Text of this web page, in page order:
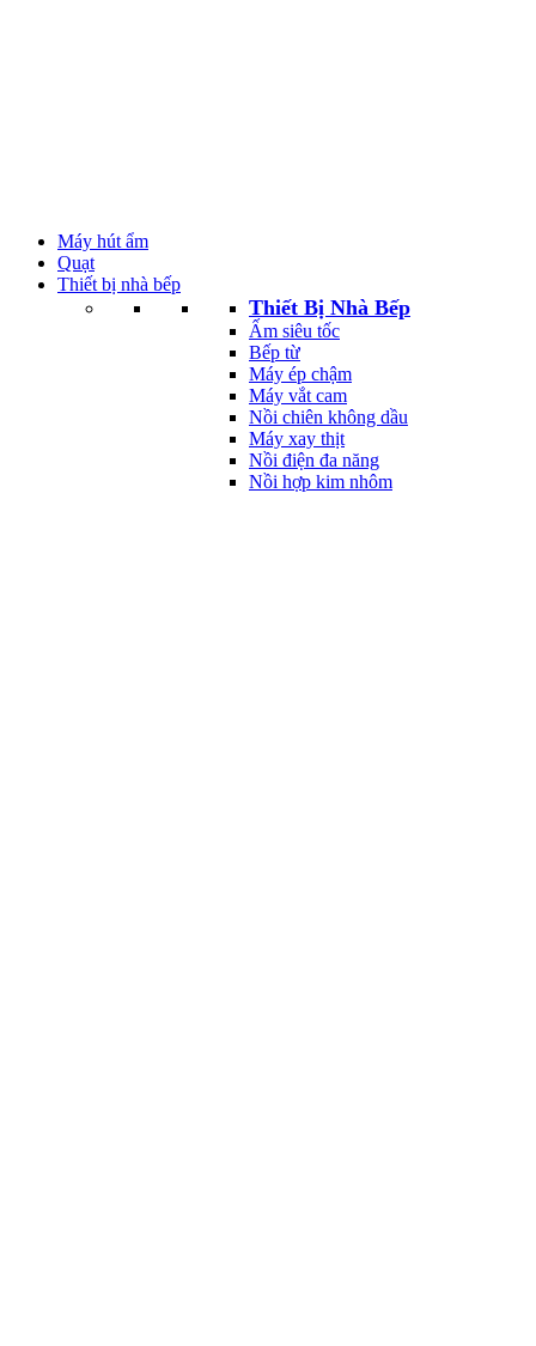
Máy hút ẩm
Quạt
Thiết bị nhà bếp
Thiết Bị Nhà Bếp
Ấm siêu tốc
Bếp từ
Máy ép chậm
Máy vắt cam
Nồi chiên không dầu
Máy xay thịt
Nồi điện đa năng
Nồi hợp kim nhôm